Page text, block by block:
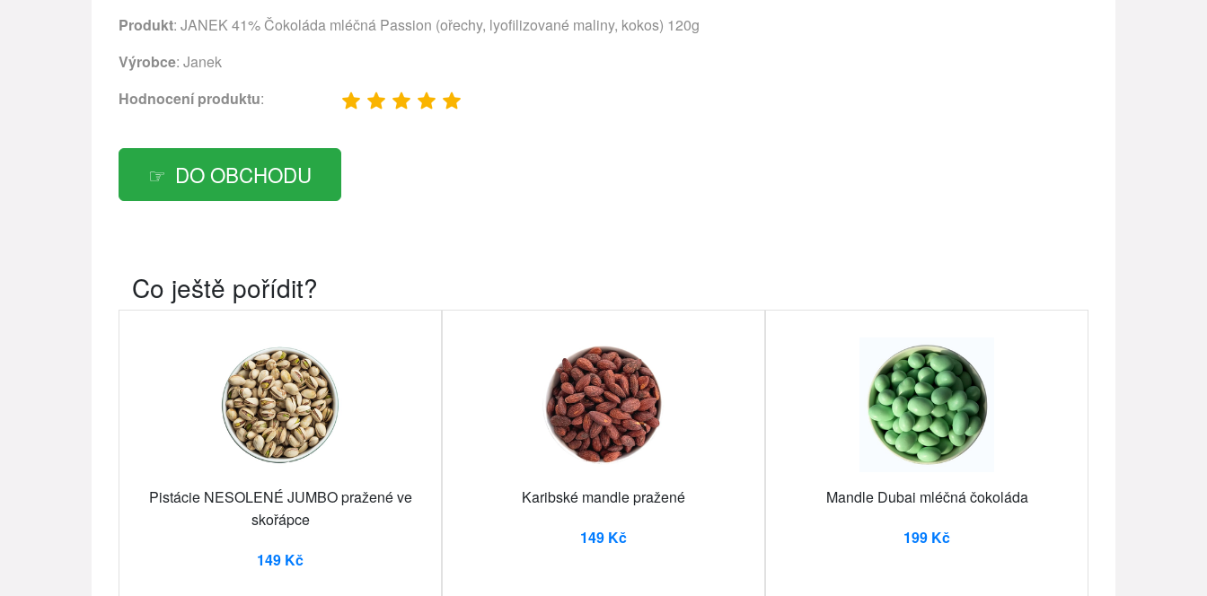
Produkt: JANEK 41% Čokoláda mléčná Passion (ořechy, lyofilizované maliny, kokos) 120g
Výrobce: Janek
Hodnocení produktu:
DO OBCHODU
Co ještě pořídit?
Pistácie NESOLENÉ JUMBO pražené ve
skořápce
149 Kč
Karibské mandle pražené
149 Kč
Mandle Dubai mléčná čokoláda
199 Kč